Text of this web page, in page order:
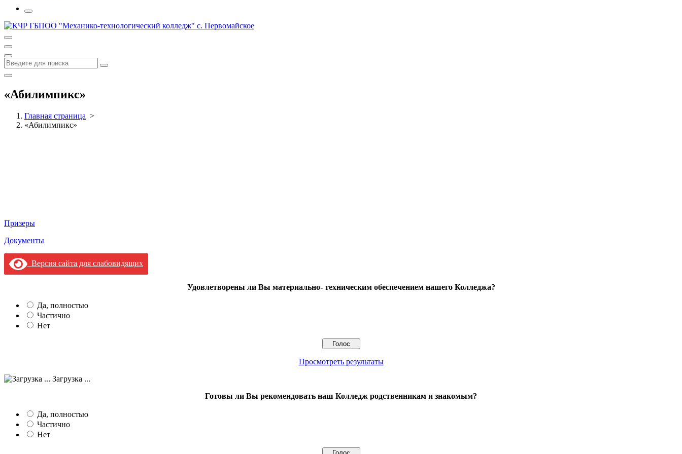
«Абилимпикс»
Главная страница >
«Абилимпикс»
Призеры
Документы
Версия сайта для слабовидящих
Удовлетворены ли Вы материально- техническим обеспечением нашего Колледжа?
Да, полностью
Частично
Нет
Просмотреть результаты
Загрузка ...
Готовы ли Вы рекомендовать наш Колледж родственникам и знакомым?
Да, полностью
Частично
Нет